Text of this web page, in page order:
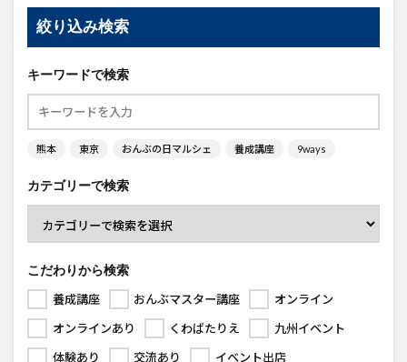
絞り込み検索
キーワードで検索
熊本 東京 おんぶの日マルシェ 養成講座 9ways
カテゴリーで検索
こだわりから検索
養成講座
おんぶマスター講座
オンライン
オンラインあり
くわばたりえ
九州イベント
体験あり
交流あり
イベント出店